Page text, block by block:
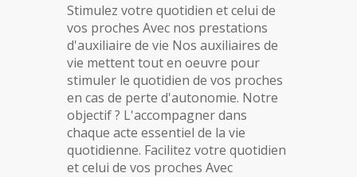
Stimulez votre quotidien et celui de
vos proches Avec nos prestations
d'auxiliaire de vie Nos auxiliaires de
vie mettent tout en oeuvre pour
stimuler le quotidien de vos proches
en cas de perte d'autonomie. Notre
objectif ? L'accompagner dans
chaque acte essentiel de la vie
quotidienne. Facilitez votre quotidien
et celui de vos proches Avec